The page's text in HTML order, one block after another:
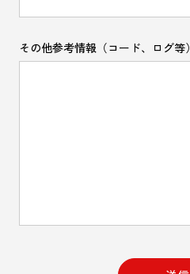
その他参考情報（コード、ログ等）